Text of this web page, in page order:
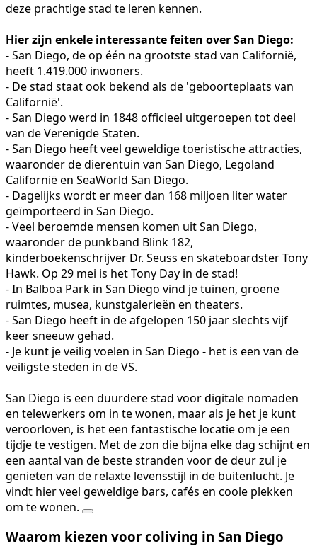
deze prachtige stad te leren kennen.
Hier zijn enkele interessante feiten over San Diego:
- San Diego, de op één na grootste stad van Californië,
heeft 1.419.000 inwoners.
- De stad staat ook bekend als de 'geboorteplaats van
Californië'.
- San Diego werd in 1848 officieel uitgeroepen tot deel
van de Verenigde Staten.
- San Diego heeft veel geweldige toeristische attracties,
waaronder de dierentuin van San Diego, Legoland
Californië en SeaWorld San Diego.
- Dagelijks wordt er meer dan 168 miljoen liter water
geïmporteerd in San Diego.
- Veel beroemde mensen komen uit San Diego,
waaronder de punkband Blink 182,
kinderboekenschrijver Dr. Seuss en skateboardster Tony
Hawk. Op 29 mei is het Tony Day in de stad!
- In Balboa Park in San Diego vind je tuinen, groene
ruimtes, musea, kunstgalerieën en theaters.
- San Diego heeft in de afgelopen 150 jaar slechts vijf
keer sneeuw gehad.
- Je kunt je veilig voelen in San Diego - het is een van de
veiligste steden in de VS.
San Diego is een duurdere stad voor digitale nomaden
en telewerkers om in te wonen, maar als je het je kunt
veroorloven, is het een fantastische locatie om je een
tijdje te vestigen. Met de zon die bijna elke dag schijnt en
een aantal van de beste stranden voor de deur zul je
genieten van de relaxte levensstijl in de buitenlucht. Je
vindt hier veel geweldige bars, cafés en coole plekken
om te wonen.
Waarom kiezen voor coliving in San Diego